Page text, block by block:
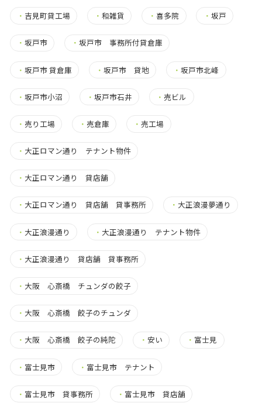
・ 吉見町貸工場 ・和雑貨 ・喜多院 ・ 坂戸
・ 坂戸市 ・坂戸市 事務所付貸倉庫
・ 坂戸市 貸倉庫 ・坂戸市 貸地 ・坂戸市北峰
・ 坂戸市小沼 ・坂戸市石井 ・ 売ビル
・ 売り工場 ・ 売倉庫 ・ 売工場
・ 大正ロマン通り テナント物件
・ 大正ロマン通り 貸店舗
・ 大正ロマン通り 貸店舗 貸事務所 ・ 大正浪漫夢通り
・ 大正浪漫通り ・ 大正浪漫通り テナント物件
・ 大正浪漫通り 貸店舗 貸事務所
・ 大阪 心斎橋 チュンダの餃子
・ 大阪 心斎橋 餃子のチュンダ
・ 大阪 心斎橋 餃子の純陀 ・安い ・ 富士見
・ 富士見市 ・ 富士見市 テナント
・ 富士見市 貸事務所 ・ 富士見市 貸店舗